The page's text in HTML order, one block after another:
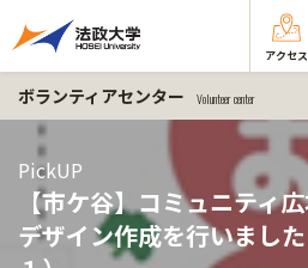
アクセス
ボランティアセンター Volunteer center
PickUP
【市ケ谷】コミュニティ
デザイン作成を行いまし